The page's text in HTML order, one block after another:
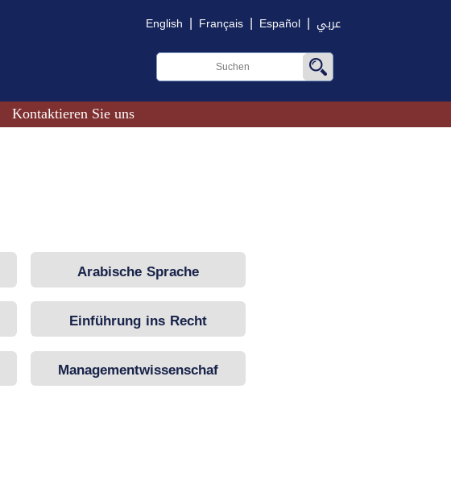
English | Français | Español | عربي
Kontaktieren Sie uns
Arabische Sprache
Einführung ins Recht
Managementwissenschaf